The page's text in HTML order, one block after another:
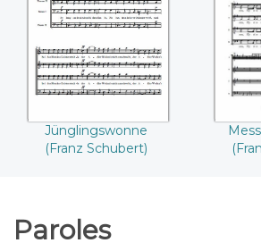
(Franz Schubert)
Jünglingswonne
(Franz Schubert)
Paroles